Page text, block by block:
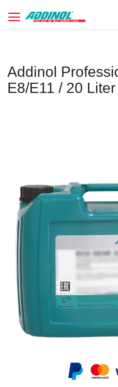
zum
Inhalt
Addinol
E8/E11 / 20 Liter